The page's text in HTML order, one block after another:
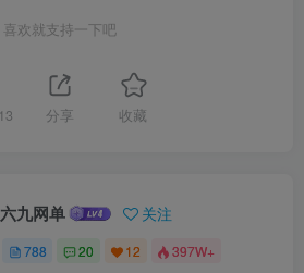
喜欢就支持一下吧
分享 收藏
六九网单 关注
788 20 12 397W+